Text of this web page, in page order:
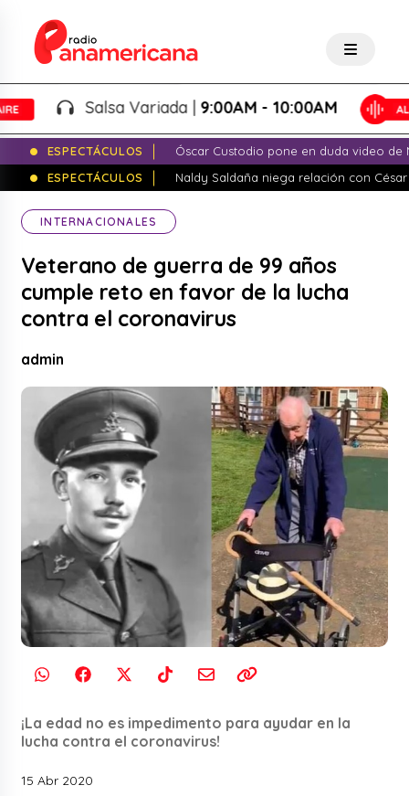
Salsa Variada |9:00AM - 10:00AM
ESPECTÁCULOS
Óscar Custodio pone en duda video de
ESPECTÁCULOS
Naldy Saldaña niega relación con
INTERNACIONALES
Veterano de guerra de 99 años
cumple reto en favor de la lucha
contra el coronavirus
admin
¡La edad no es impedimento para ayudar en la
lucha contra el coronavirus!
15 Abr 2020